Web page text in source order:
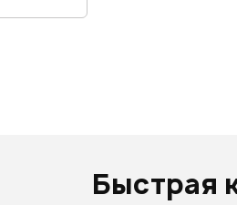
Быстрая